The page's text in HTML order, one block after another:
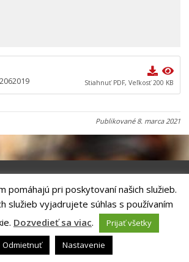
samosprávy obcí a samosprávnych
Stiahnuť PDF, Veľkosť 200 KB
Publikované 8. marca 2021
CITY
| Technický prevádzkovateľ – MVI
Mesto Kežmarok, Hlavné námestie, 060 01
,|Vyhlásenie o prístupnosti
pomáhajú pri poskytovaní našich služieb.
služieb vyjadrujete súhlas s používaním
Dozvedieť sa viac.
Prijať všetky
Odmietnuť
Nastavenie